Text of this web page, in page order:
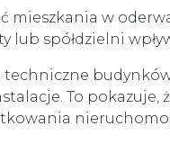
mieszkania w
lub spółdzielni
To